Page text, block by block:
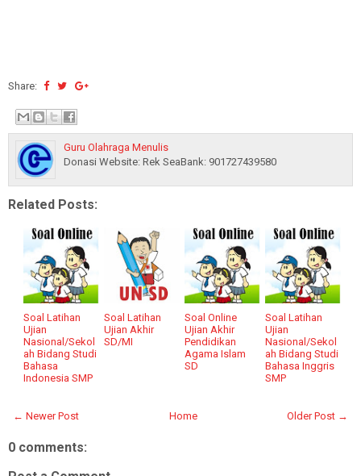
Share:
Guru Olahraga Menulis
Donasi Website: Rek SeaBank: 901727439580
Related Posts:
Soal Latihan
Ujian
Nasional/Sekol
ah Bidang Studi
Bahasa
Indonesia SMP
Soal Latihan
Ujian Akhir
SD/MI
Soal Online
Ujian Akhir
Pendidikan
Agama Islam
SD
Soal Latihan
Ujian
Nasional/Sekol
ah Bidang Studi
Bahasa Inggris
SMP
← Newer Post Older Post →
Home
0 comments: